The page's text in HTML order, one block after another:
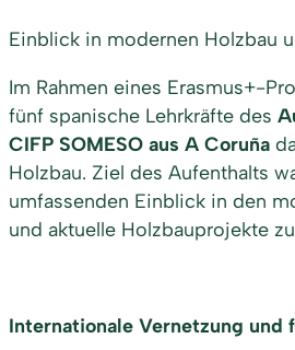
Einblick in modernen Holzbau
Im Rahmen eines Erasmus+-
fünf spanische Lehrkräfte des
CIFP SOMESO aus A Coruña
Holzbau. Ziel des Aufenthalts
umfassenden Einblick in den
und aktuelle Holzbauprojekte
Internationale Vernetzung und